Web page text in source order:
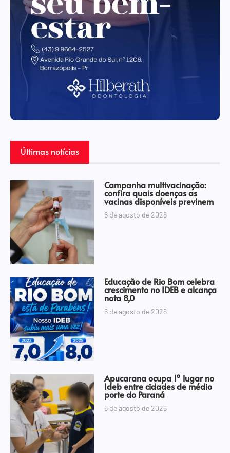
Últimas notícias
Campanha multivacinação:
confira quais doenças as
vacinas disponíveis previnem
6 de agosto de 2026
Educação de Rio Bom celebra
crescimento no IDEB e alcança
nota 8,0
6 de agosto de 2026
Apucarana ocupa 1º lugar no
Ideb entre cidades de médio
porte do Paraná
6 de agosto de 2026